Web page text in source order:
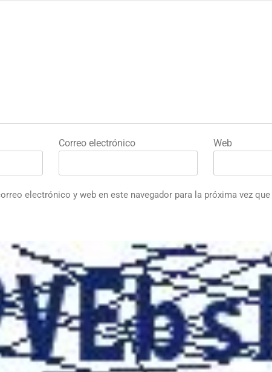
Correo electrónico Web
electrónico y web en este navegador para la próxima vez